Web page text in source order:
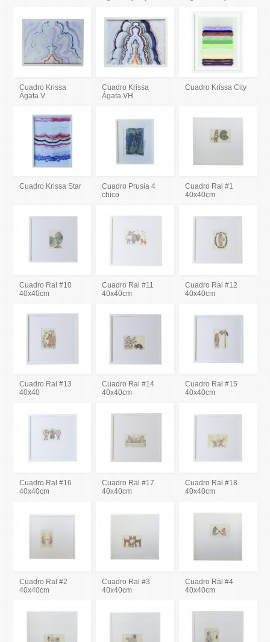
Cuadro Krissa
Ágata V
Cuadro Krissa
Ágata VH
Cuadro Krissa City
Cuadro Krissa Star
Cuadro Prusia 4
chico
Cuadro Ral #1
40x40cm
Cuadro Ral #10
40x40cm
Cuadro Ral #11
40x40cm
Cuadro Ral #12
40x40cm
Cuadro Ral #13
40x40
Cuadro Ral #14
40x40cm
Cuadro Ral #15
40x40cm
Cuadro Ral #16
40x40cm
Cuadro Ral #17
40x40cm
Cuadro Ral #18
40x40cm
Cuadro Ral #2
40x40cm
Cuadro Ral #3
40x40cm
Cuadro Ral #4
40x40cm